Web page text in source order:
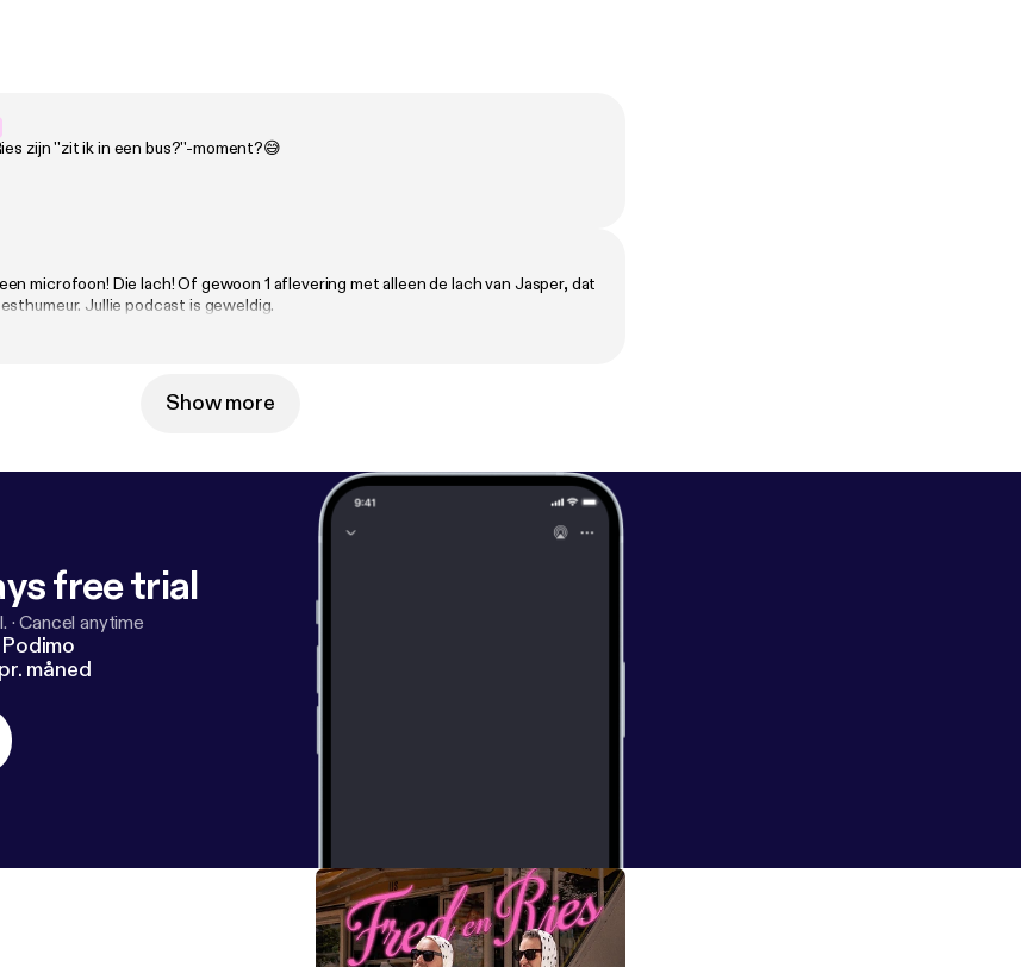
zijn ''zit ik in een bus?''-moment?😅
microfoon! Die lach! Of gewoon 1 aflevering met alleen de lach van Jasper, dat
Jullie podcast is geweldig.
Show more
free trial
·Cancel anytime
måned